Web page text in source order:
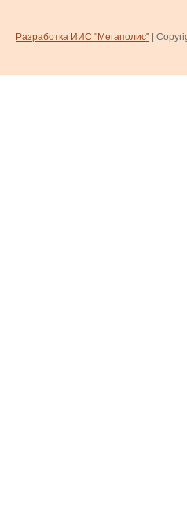
Разработка ИИС "Мегаполис" |